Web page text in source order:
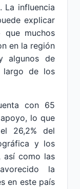
La influencia
explicar
que muchos
en la región
algunos de
largo de los
con 65
lo que
26,2% del
y los
así como las
la
en este país